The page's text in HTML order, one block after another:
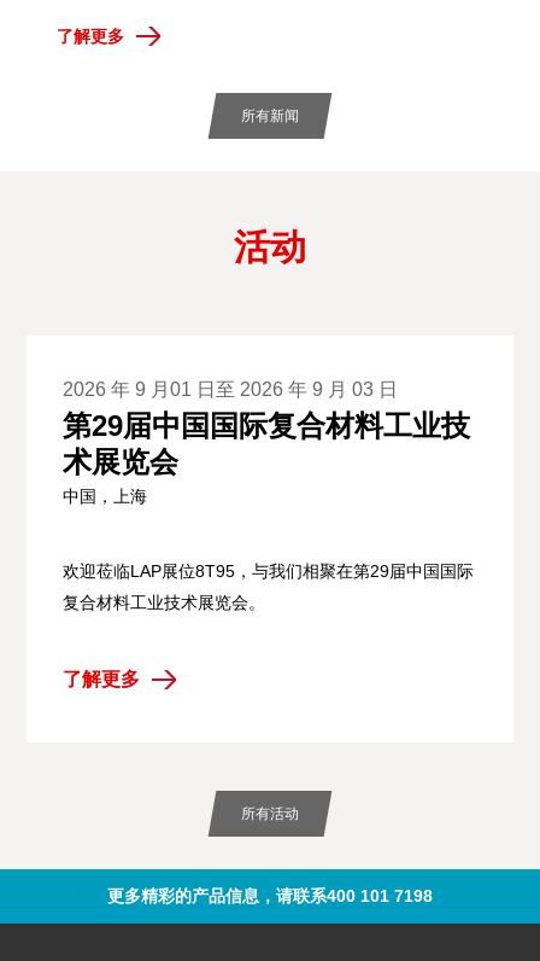
了解更多
所有新闻
活动
2026 年 9 月01 日至 2026 年 9 月 03 日
第29届中国国际复合材料工业技
术展览会
中国，上海
欢迎莅临LAP展位8T95，与我们相聚在第29届中国国际
复合材料工业技术展览会。
了解更多
所有活动
更多精彩的产品信息，请联系400 101 7198